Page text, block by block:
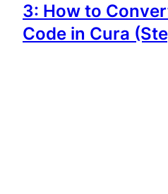
3: How to
Code in Cura